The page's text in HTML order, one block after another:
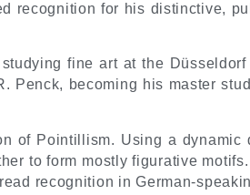
recognition for his distinctive,
fine art at the
Penck, becoming his master
of Pointillism. Using a
to form mostly figurative
recognition in German-